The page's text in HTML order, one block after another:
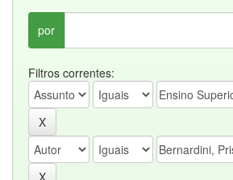
por
Filtros correntes: